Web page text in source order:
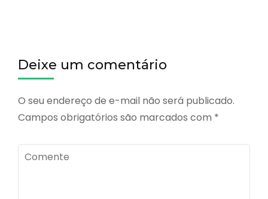
Deixe um comentário
O seu endereço de e-mail não será publicado.
Campos obrigatórios são marcados com *
Comente